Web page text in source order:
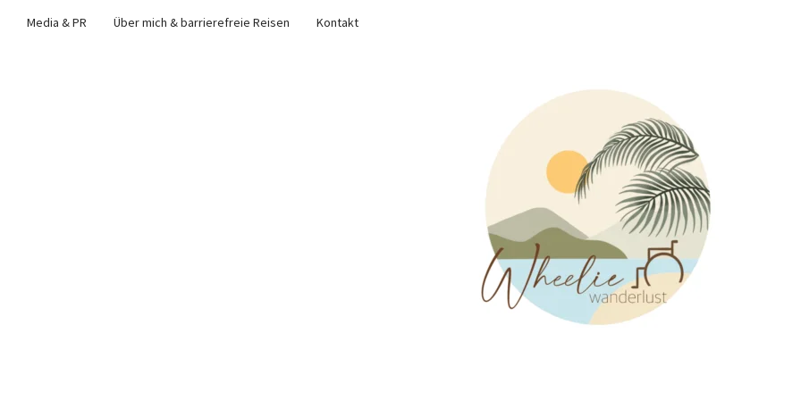
Media & PR Über mich & barrierefreie Reisen
Kontakt